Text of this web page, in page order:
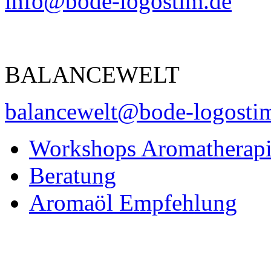
BALANCEWELT
balancewelt@bode-
Workshops
Beratung
Aromaöl Empfehlung